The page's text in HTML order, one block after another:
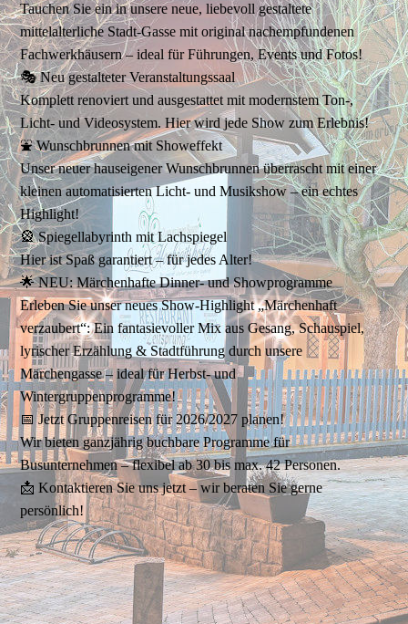
Tauchen Sie ein in unsere neue, liebevoll gestaltete
mittelalterliche Stadt-Gasse mit original nachempfundenen
Fachwerkhäusern – ideal für Führungen, Events und Fotos!
🎭 Neu gestalteter Veranstaltungssaal
Komplett renoviert und ausgestattet mit modernstem Ton-,
Licht- und Videosystem. Hier wird jede Show zum Erlebnis!
⛲ Wunschbrunnen mit Showeffekt
Unser neuer hauseigener Wunschbrunnen überrascht mit einer
kleinen automatisierten Licht- und Musikshow – ein echtes
Highlight!
🎡 Spiegellabyrinth mit Lachspiegel
Hier ist Spaß garantiert – für jedes Alter!
🌟 NEU: Märchenhafte Dinner- und Showprogramme
Erleben Sie unser neues Show-Highlight „Märchenhaft
verzaubert“: Ein fantasievoller Mix aus Gesang, Schauspiel,
lyrischer Erzählung & Stadtführung durch unsere
Märchengasse – ideal für Herbst- und
Wintergruppenprogramme!
📅 Jetzt Gruppenreisen für 2026/2027 planen!
Wir bieten ganzjährig buchbare Programme für
Busunternehmen – flexibel ab 30 bis max. 42 Personen.
📩 Kontaktieren Sie uns jetzt – wir beraten Sie gerne
persönlich!